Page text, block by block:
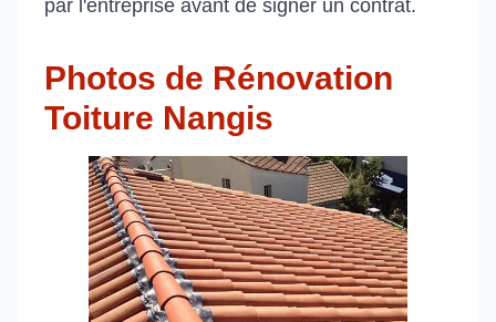
par l'entreprise avant de signer un contrat.
Photos de Rénovation
Toiture Nangis